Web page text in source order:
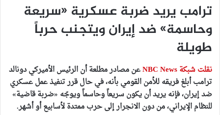
ترامب يريد ضربة عسكرية «سريعة
وحاسمة» ضد إيران ويتجنب حرباً
طويلة
نقلت شبكة NBC News
عن مصادر مطلعة أن الرئيس الأميركي دونالد
ترامب أبلغ فريقه للأمن القومي بأنه، في حال قرر تنفيذ عمل عسكري
ضد إيران، فإنه يريد أن يكون سريعاً وحاسماً ويوجّه «ضربة قاضية»
للنظام الإيراني، من دون الانجرار إلى حرب ممتدة لأسابيع أو أشهر.